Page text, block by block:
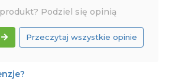
Podziel się opinią
Przeczytaj wszystkie opinie